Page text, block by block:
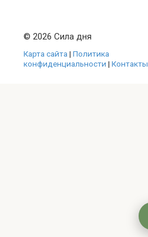
© 2026 Сила дня
Карта сайта | Политика
конфиденциальности | Контакты